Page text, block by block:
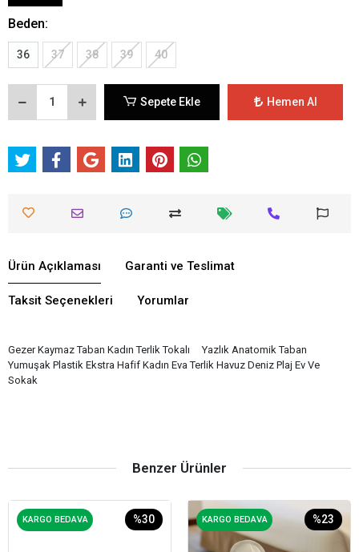
Beden:
36 37 38 39 40
Sepete Ekle Hemen Al
Ürün Açıklaması Garanti ve Teslimat
Taksit Seçenekleri Yorumlar
Gezer Kaymaz Taban Kadın Terlik Tokalı Yazlık Anatomik Taban
Yumuşak Plastik Ekstra Hafif Kadın Eva Terlik Havuz Deniz Plaj Ev Ve
Sokak
Benzer Ürünler
KARGO BEDAVA %30 KARGO BEDAVA %23